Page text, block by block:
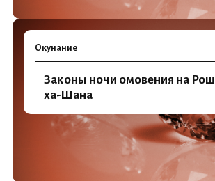
Окунание
Законы ночи омовения на Рош
ха-Шана